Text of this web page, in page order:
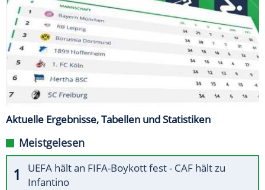
Aktuelle Ergebnisse, Tabellen und Statistiken
Meistgelesen
UEFA hält an FIFA-Boykott fest - CAF hält zu
Infantino